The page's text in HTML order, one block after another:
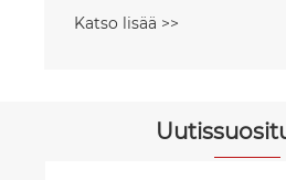
Katso lisää >>